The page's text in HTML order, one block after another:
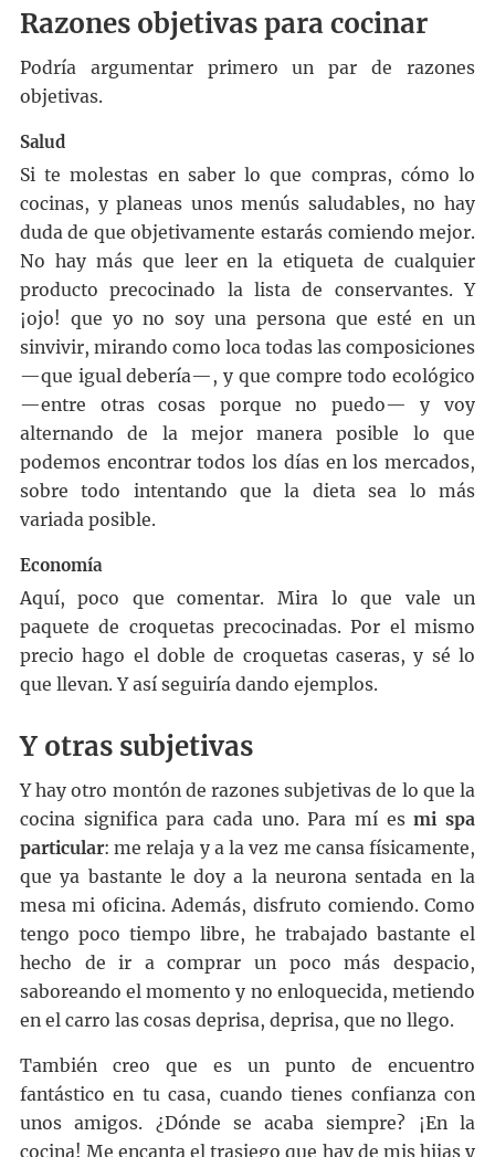
Razones objetivas para cocinar
Podría argumentar primero un par de razones
objetivas.
Salud
Si te molestas en saber lo que compras, cómo lo
cocinas, y planeas unos menús saludables, no hay
duda de que objetivamente estarás comiendo mejor.
No hay más que leer en la etiqueta de cualquier
producto precocinado la lista de conservantes. Y
¡ojo! que yo no soy una persona que esté en un
sinvivir, mirando como loca todas las composiciones
—que igual debería—, y que compre todo ecológico
—entre otras cosas porque no puedo— y voy
alternando de la mejor manera posible lo que
podemos encontrar todos los días en los mercados,
sobre todo intentando que la dieta sea lo más
variada posible.
Economía
Aquí, poco que comentar. Mira lo que vale un
paquete de croquetas precocinadas. Por el mismo
precio hago el doble de croquetas caseras, y sé lo
que llevan. Y así seguiría dando ejemplos.
Y otras subjetivas
Y hay otro montón de razones subjetivas de lo que la
cocina significa para cada uno. Para mí esmi spa
particular: me relaja y a la vez me cansa físicamente,
que ya bastante le doy a la neurona sentada en la
mesa mi oficina. Además, disfruto comiendo. Como
tengo poco tiempo libre, he trabajado bastante el
hecho de ir a comprar un poco más despacio,
saboreando el momento y no enloquecida, metiendo
en el carro las cosas deprisa, deprisa, que no llego.
También creo que es un punto de encuentro
fantástico en tu casa, cuando tienes confianza con
unos amigos. ¿Dónde se acaba siempre? ¡En la
cocina! Me encanta el trasiego que hay de mis hijas y